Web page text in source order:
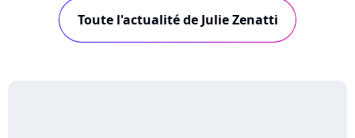
Toute l'actualité de Julie Zenatti